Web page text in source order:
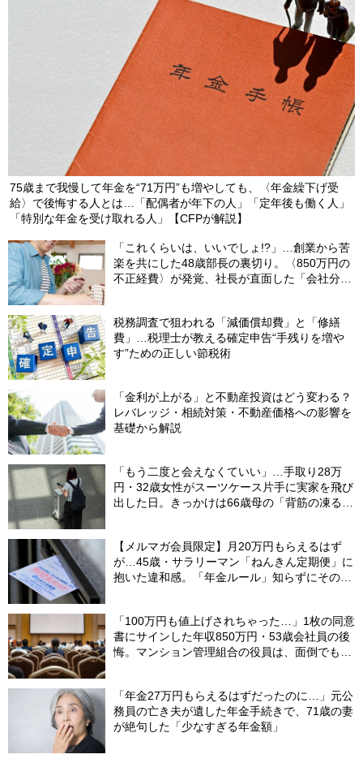
75歳まで我慢して年金を“71万円”も増やしても、〈年金繰下げ受
給〉で後悔する人とは…「配偶者が年下の人」「定年後も働く人」
「特別な年金を受け取れる人」【CFPが解説】
「これくらいは、いいでしょ!?」…創業から苦
楽を共にした48歳部長の裏切り。〈850万円の
不正経費〉が発覚、社長が直面した「会社分裂
税務調査で狙われる「減価償却費」と「修繕
費」…税理士が教える確定申告“手残りを増や
す”ための正しい節税術
「金利が上がる」と不動産投資はどう変わる？
レバレッジ・相続対策・不動産価格への影響を
基礎から解説
「もう二度と会えなくていい」…手取り28万
円・32歳女性がスーツケース片手に実家を飛び
出した日。きっかけは66歳母の「背筋の凍る一
【メルマガ会員限定】月20万円もらえるはず
が…45歳・サラリーマン「ねんきん定期便」に
抱いた違和感。「年金ルール」知らずにそのま
「100万円も値上げされちゃった…」1枚の同意
書にサインした年収850万円・53歳会社員の後
悔。マンション管理組合の役員は、面倒でも自
「年金27万円もらえるはずだったのに…」元公
務員の亡き夫が遺した年金手続きで、71歳の妻
が絶句した「少なすぎる年金額」